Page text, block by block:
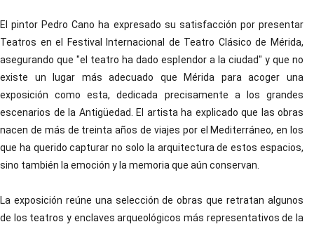
El pintor Pedro Cano ha expresado su satisfacción por presentar
Teatros en el Festival Internacional de Teatro Clásico de Mérida,
asegurando que "el teatro ha dado esplendor a la ciudad" y que no
existe un lugar más adecuado que Mérida para acoger una
exposición como esta, dedicada precisamente a los grandes
escenarios de la Antigüedad. El artista ha explicado que las obras
nacen de más de treinta años de viajes por el Mediterráneo, en los
que ha querido capturar no solo la arquitectura de estos espacios,
sino también la emoción y la memoria que aún conservan.
La exposición reúne una selección de obras que retratan algunos
de los teatros y enclaves arqueológicos más representativos de la